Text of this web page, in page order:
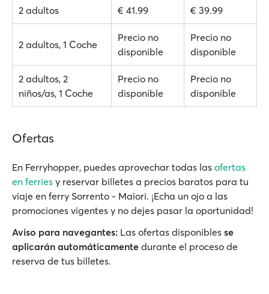
2 adultos € 41.99 € 39.99
2 adultos, 1 Coche
Precio no
disponible
Precio no
disponible
2 adultos, 2
niños/as, 1 Coche
Precio no
disponible
Precio no
disponible
Ofertas
En Ferryhopper, puedes aprovechar todas las ofertas
en ferries y reservar billetes a precios baratos para tu
viaje en ferry Sorrento - Maiori. ¡Echa un ojo a las
promociones vigentes y no dejes pasar la oportunidad!
Aviso para navegantes: Las ofertas disponibles se
aplicarán automáticamente durante el proceso de
reserva de tus billetes.